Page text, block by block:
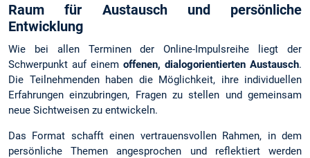
Raum für Austausch und persönliche
Entwicklung
Wie bei allen Terminen der Online-Impulsreihe liegt der
Schwerpunkt auf einem offenen, dialogorientierten Austausch.
Die Teilnehmenden haben die Möglichkeit, ihre individuellen
Erfahrungen einzubringen, Fragen zu stellen und gemeinsam
neue Sichtweisen zu entwickeln.
Das Format schafft einen vertrauensvollen Rahmen, in dem
persönliche Themen angesprochen und reflektiert werden